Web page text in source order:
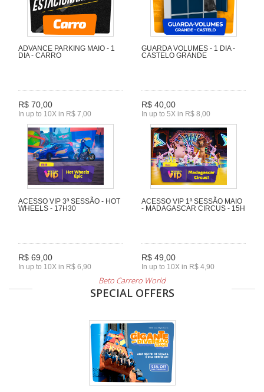
ADVANCE PARKING MAIO - 1
DIA - CARRO
R$ 70,00
In up to 10X in R$ 7,00
GUARDA VOLUMES - 1 DIA -
CASTELO GRANDE
R$ 40,00
In up to 5X in R$ 8,00
ACESSO VIP 3ª SESSÃO - HOT
WHEELS - 17H30
R$ 69,00
In up to 10X in R$ 6,90
ACESSO VIP 1ª SESSÃO MAIO
- MADAGASCAR CIRCUS - 15H
R$ 49,00
In up to 10X in R$ 4,90
Beto Carrero World
SPECIAL OFFERS